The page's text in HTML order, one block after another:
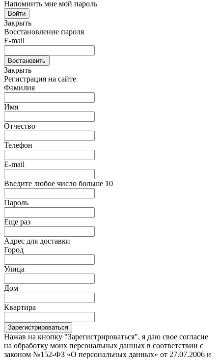
Напомнить мне мой пароль
Войти
Закрыть
Восстановление пароля
E-mail
Востановить
Закрыть
Регистрация на сайте
Фамилия
Имя
Отчество
Телефон
E-mail
Введите любое число больше 10
Пароль
Еще раз
Адрес для доставки
Город
Улица
Дом
Квартира
Зарегистрироваться
Нажав на кнопку "Зарегистрироваться", я даю свое согласие
на обработку моих персональных данных в соответствии с
законом №152-ФЗ «О персональных данных» от 27.07.2006 и